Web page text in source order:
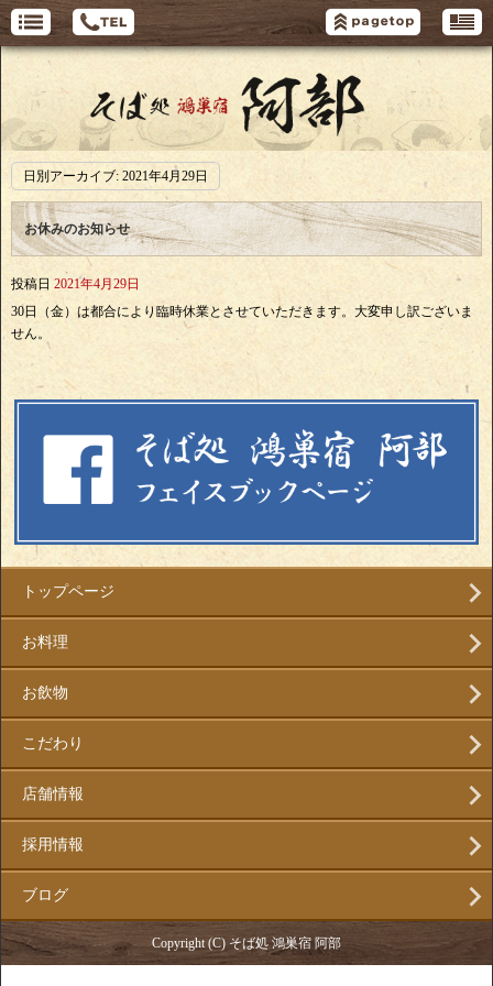
日別アーカイブ: 2021年4月29日
お休みのお知らせ
投稿日 2021年4月29日
30日（金）は都合により臨時休業とさせていただきます。大変申し訳ございま
せん。
トップページ
お料理
お飲物
こだわり
店舗情報
採用情報
ブログ
Copyright (C) そば処 鴻巣宿 阿部